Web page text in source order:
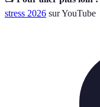
stress 2026 sur YouTube